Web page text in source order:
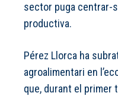
sector puga centrar-
productiva.
Pérez Llorca ha
agroalimentari en
que, durant el primer